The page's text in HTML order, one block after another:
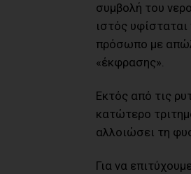
συμβολή του
ιστός
πρόσωπο με
«έκφρασης».
Εκτός από τις
κατώτερο
αλλοιώσει τη
Για να